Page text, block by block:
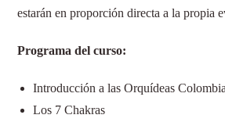
estarán en proporción directa a la propia
Programa del curso:
Introducción a las Orquídeas
Los 7 Chakras